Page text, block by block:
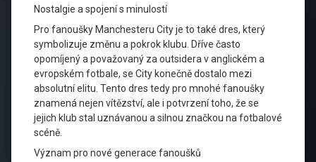
Nostalgie a spojení s minulostí
Pro fanoušky Manchesteru City je to také dres, který
symbolizuje změnu a pokrok klubu. Dříve často
opomíjený a považovaný za outsidera v anglickém a
evropském fotbale, se City konečně dostalo mezi
absolutní elitu. Tento dres tedy pro mnohé fanoušky
znamená nejen vítězství, ale i potvrzení toho, že se
jejich klub stal uznávanou a silnou značkou na fotbalové
scéně.
Význam pro nové generace fanoušků